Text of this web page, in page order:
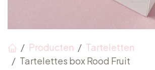
Producten
Tarteletten
Tartelettes box Rood Fruit